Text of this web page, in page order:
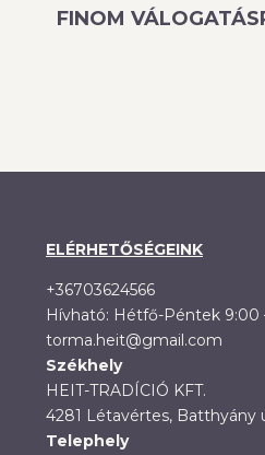
FINOM
ELÉRHETŐSÉGEINK
+36703624566
Hívható: Hétfő-Péntek 9:00
torma.heit@gmail.com
Székhely
HEIT-TRADÍCIÓ KFT.
4281 Létavértes, Batthyány
Telephely